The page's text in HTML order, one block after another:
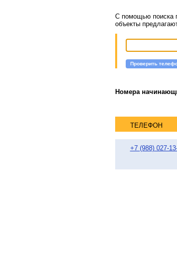
С помощью поиска
объекты
Проверить
Номера
ТЕЛЕФОН
+7 (988) 027-